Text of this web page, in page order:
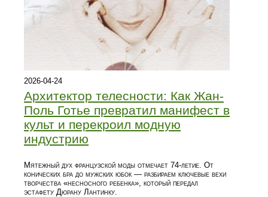
2026-04-24
Архитектор телесности: Как Жан-
Поль Готье превратил манифест в
культ и перекроил модную
индустрию
Мятежный дух французской моды отмечает 74-летие. От
конических бра до мужских юбок — разбираем ключевые вехи
творчества «несносного ребенка», который передал
эстафету Дюрану Лантинку.